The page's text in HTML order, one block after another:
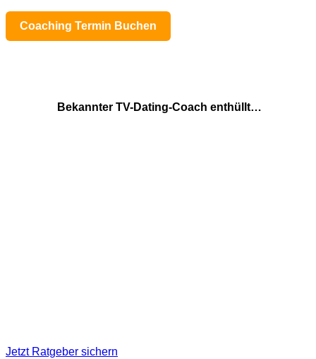
Coaching Termin Buchen
Bekannter TV-Dating-Coach enthüllt…
Jetzt Ratgeber sichern